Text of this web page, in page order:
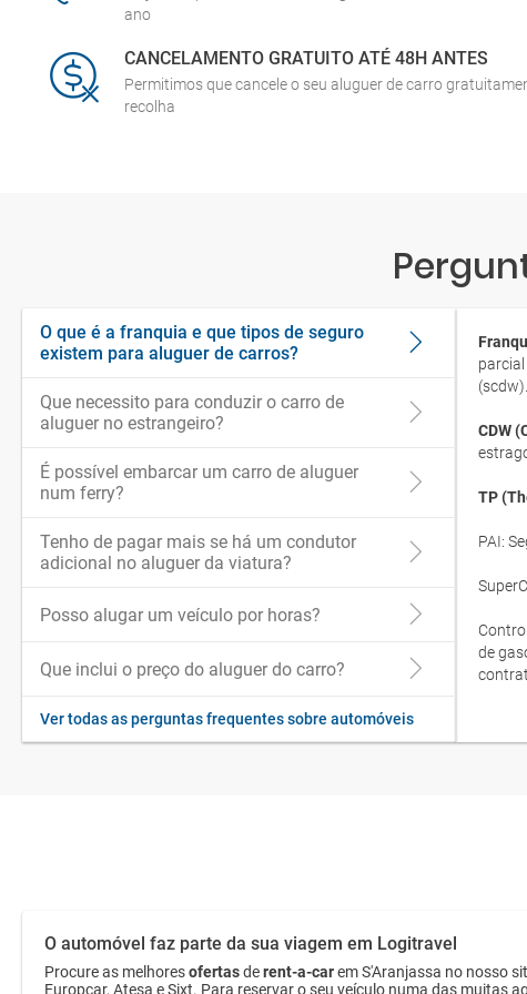
ano
CANCELAMENTO GRATUITO ATÉ 48H ANTES
Permitimos que cancele o seu aluguer de carro
recolha
O que é a franquia e que tipos de seguro
existem para aluguer de carros?
Que necessito para conduzir o carro de
aluguer no estrangeiro?
É possível embarcar um carro de aluguer
num ferry?
Tenho de pagar mais se há um condutor
adicional no aluguer da viatura?
Posso alugar um veículo por horas?
Que inclui o preço do aluguer do carro?
Ver todas as perguntas frequentes sobre automóveis
(scdw).
CDW
TP
PAI:
de
O automóvel faz parte da sua viagem em Logitravel
Procure as melhoresofertasderent-a-carem S'Aranjassa no nosso
Europcar, Atesa e Sixt. Para reservar o seu veículo numa das muitas